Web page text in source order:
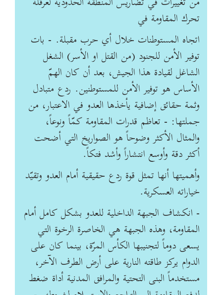
تحرك المقاومة في
اتجاه المستوطنات خلال أي حرب مقبلة. - بات
توفير الأمن للجنود (من القتل او الأسر) الشغل
الشاغل لقيادة هذا الجيش، بعد أن كان الهمّ
الأساس هو توفير الأمن للمستوطنين. ردع متبادل
وثمة حقائق إضافية يأخذها العدو في الاعتبار، من
جملتها: - تعاظم قدرات المقاومة كمّاً ونوعاً،
والمثال الأكثر وضوحاً هو الصواريخ التي أضحت
أكثر دقة وأوسع انتشاراً وأشد فتكاً.
وأهميتها أنها تمثل قوة ردع حقيقية أمام العدو وتقيّد
خياراته العسكرية.
- انكشاف الجبهة الداخلية للعدو بشكل كامل أمام
المقاومة، وهذه الجبهة هي الخاصرة الرخوة التي
يسعى دوماً لتجنيبها الكأس المرّة، بينما كان على
الدوام يركز طاقته النارية على أرض الطرف الآخر،
مستخدماً البنى التحتية والمرافق المدنية أداة ضغط